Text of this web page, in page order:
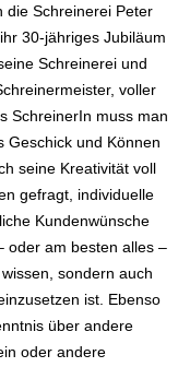
die Schreinerei Peter
30-jähriges Jubiläum
Schreinerei und
voller
SchreinerIn muss man
Geschick und Können
seine Kreativität voll
gefragt, individuelle
Kundenwünsche
oder am besten alles –
sondern auch
ist. Ebenso
über andere
oder andere